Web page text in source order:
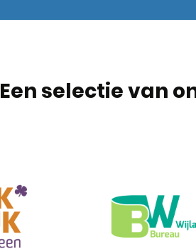
Een selectie van